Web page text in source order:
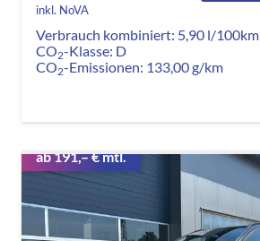
inkl. NoVA
Verbrauch kombiniert: 5,90 l/100km
CO2-Klasse: D
CO2-Emissionen: 133,00 g/km
ab 191,– € mtl.